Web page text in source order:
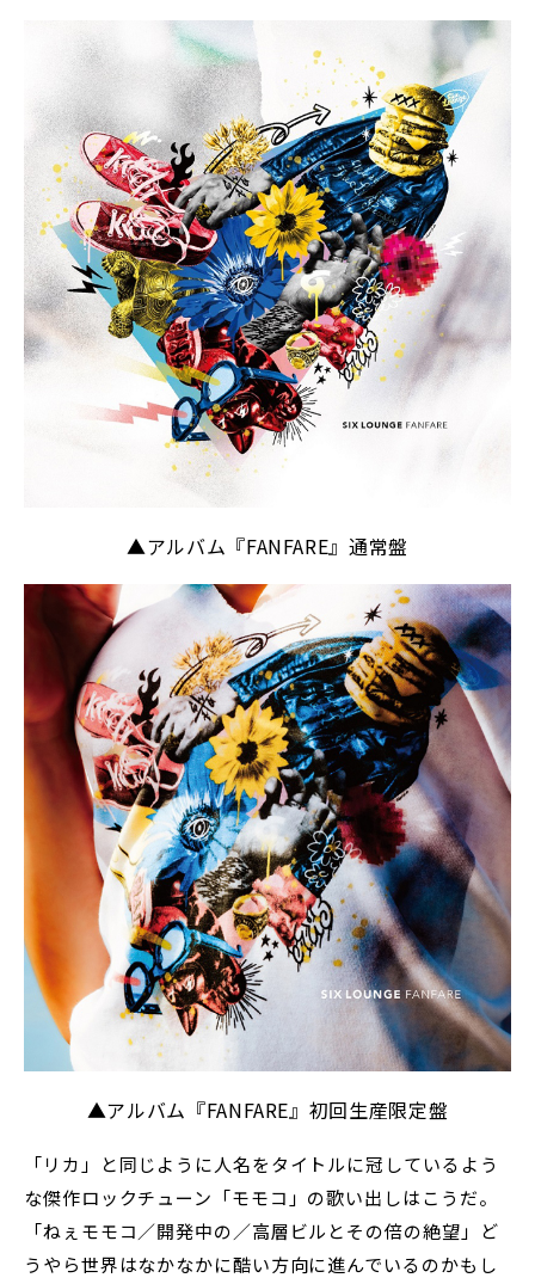
▲アルバム『FANFARE』通常盤
▲アルバム『FANFARE』初回生産限定盤
「リカ」と同じように人名をタイトルに冠しているよう
な傑作ロックチューン「モモコ」の歌い出しはこうだ。
「ねぇモモコ／開発中の／高層ビルとその倍の絶望」ど
うやら世界はなかなかに酷い方向に進んでいるのかもし